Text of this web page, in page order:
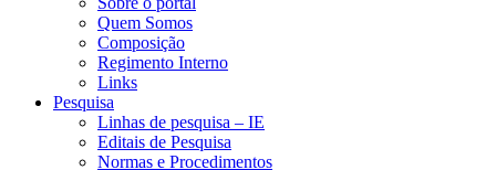
Quem Somos
Composição
Regimento Interno
Links
Pesquisa
Linhas de pesquisa – IE
Editais de Pesquisa
Normas e Procedimentos